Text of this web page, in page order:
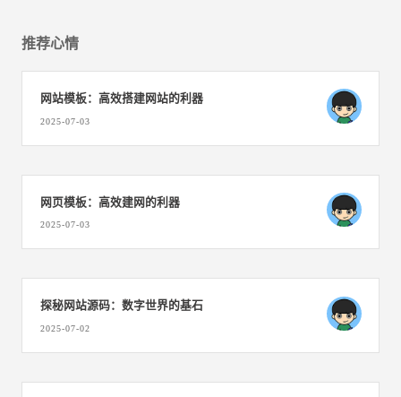
推荐心情
网站模板：高效搭建网站的利器
2025-07-03
网页模板：高效建网的利器
2025-07-03
探秘网站源码：数字世界的基石
2025-07-02